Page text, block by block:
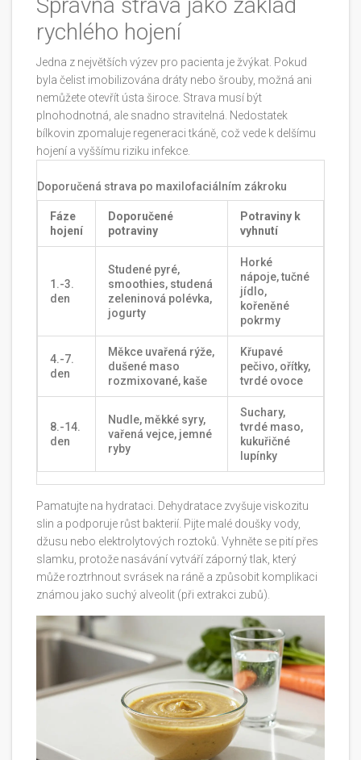
Správná strava jako základ
rychlého hojení
Jedna z největších výzev pro pacienta je žvýkat. Pokud
byla čelist imobilizována dráty nebo šrouby, možná ani
nemůžete otevřít ústa široce. Strava musí být
plnohodnotná, ale snadno stravitelná. Nedostatek
bílkovin zpomaluje regeneraci tkáně, což vede k delšímu
hojení a vyššímu riziku infekce.
Doporučená strava po maxilofaciálním zákroku
Fáze
hojení
Doporučené
potraviny
Potraviny k
vyhnutí
1.-3.
den
Studené pyré,
smoothies, studená
zeleninová polévka,
jogurty
Horké
nápoje, tučné
jídlo,
kořeněné
pokrmy
4.-7.
den
Měkce uvařená rýže,
dušené maso
rozmixované, kaše
Křupavé
pečivo, ořítky,
tvrdé ovoce
8.-14.
den
Nudle, měkké syry,
vařená vejce, jemné
ryby
Suchary,
tvrdé maso,
kukuřičné
lupínky
Pamatujte na hydrataci. Dehydratace zvyšuje viskozitu
slin a podporuje růst bakterií. Pijte malé doušky vody,
džusu nebo elektrolytových roztoků. Vyhněte se pití přes
slamku, protože nasávání vytváří záporný tlak, který
může roztrhnout svrásek na ráně a způsobit komplikaci
známou jako suchý alveolit (při extrakci zubů).